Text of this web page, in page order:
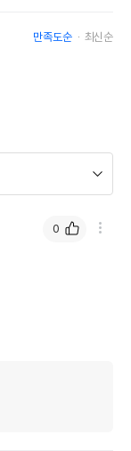
만족도순 최신순
0